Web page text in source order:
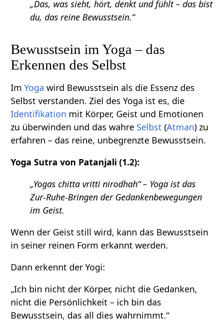
„Das, was sieht, hört, denkt und fühlt – das bist
du, das reine Bewusstsein.“
Bewusstsein im Yoga – das
Erkennen des Selbst
ImYoga wird Bewusstsein als die Essenz des
Selbst verstanden. Ziel des Yoga ist es, die
Identifikation mit Körper, Geist und Emotionen
zu überwinden und das wahre Selbst (Atman) zu
erfahren – das reine, unbegrenzte Bewusstsein.
Yoga Sutra von Patanjali (1.2):
„Yogas chitta vritti nirodhah“ – Yoga ist das
Zur-Ruhe-Bringen der Gedankenbewegungen
im Geist.
Wenn der Geist still wird, kann das Bewusstsein
in seiner reinen Form erkannt werden.
Dann erkennt der Yogi:
„Ich bin nicht der Körper, nicht die Gedanken,
nicht die Persönlichkeit – ich bin das
Bewusstsein, das all dies wahrnimmt.“